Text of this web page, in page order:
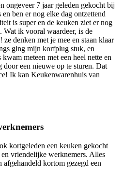
ongeveer 7 jaar geleden gekocht bij
ben er nog elke dag ontzettend
is super en de keuken ziet er nog
Wat ik vooral waardeer, is de
ze denken met je mee en staan klaar
ging mijn korfplug stuk, en
meteen met een heel nette en
door een nieuwe op te sturen. Dat
Ik kan Keukenwarenhuis van
kortgeleden een keuken gekocht
vriendelijke werknemers. Alles
afgehandeld kortom gezegd een